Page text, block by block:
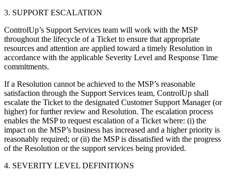
3. SUPPORT ESCALATION
ControlUp’s Support Services team will work with the MSP
throughout the lifecycle of a Ticket to ensure that appropriate
resources and attention are applied toward a timely Resolution in
accordance with the applicable Severity Level and Response Time
commitments.
If a Resolution cannot be achieved to the MSP’s reasonable
satisfaction through the Support Services team, ControlUp shall
escalate the Ticket to the designated Customer Support Manager (or
higher) for further review and Resolution. The escalation process
enables the MSP to request escalation of a Ticket where: (i) the
impact on the MSP’s business has increased and a higher priority is
reasonably required; or (ii) the MSP is dissatisfied with the progress
of the Resolution or the support services being provided.
4. SEVERITY LEVEL DEFINITIONS